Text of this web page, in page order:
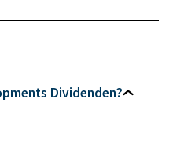
Dividenden?